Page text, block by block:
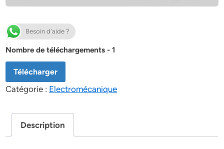
Besoin d'aide ?
Nombre de téléchargements - 1
Télécharger
Catégorie : Electromécanique
Description